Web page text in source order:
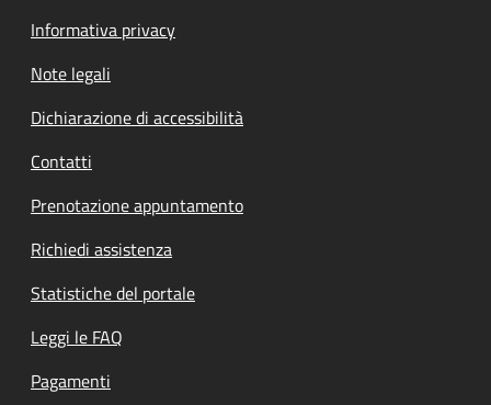
Informativa privacy
Note legali
Dichiarazione di accessibilità
Contatti
Prenotazione appuntamento
Richiedi assistenza
Statistiche del portale
Leggi le FAQ
Pagamenti